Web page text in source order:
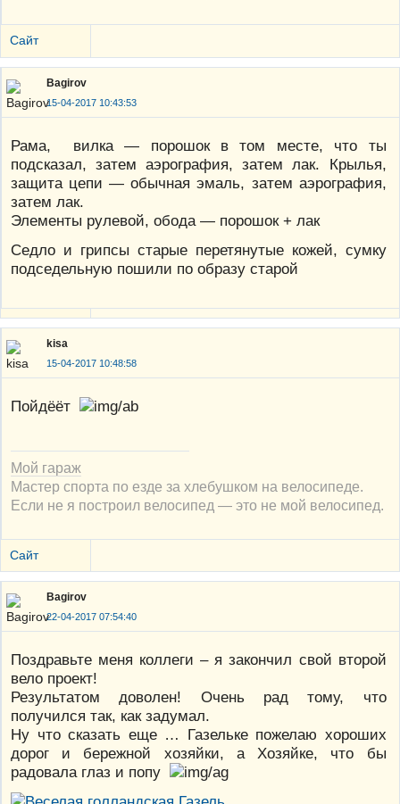
Сайт
Bagirov
15-04-2017 10:43:53
Рама, вилка — порошок в том месте, что ты
подсказал, затем аэрография, затем лак. Крылья,
защита цепи — обычная эмаль, затем аэрография,
затем лак.
Элементы рулевой, обода — порошок + лак
Седло и грипсы старые перетянутые кожей, сумку
подседельную пошили по образу старой
kisa
15-04-2017 10:48:58
Пойдёёт
Мой гараж
Мастер спорта по езде за хлебушком на велосипеде.
Если не я построил велосипед — это не мой велосипед.
Сайт
Bagirov
22-04-2017 07:54:40
Поздравьте меня коллеги – я закончил свой второй
вело проект!
Результатом доволен! Очень рад тому, что
получился так, как задумал.
Ну что сказать еще … Газельке пожелаю хороших
дорог и бережной хозяйки, а Хозяйке, что бы
радовала глаз и попу